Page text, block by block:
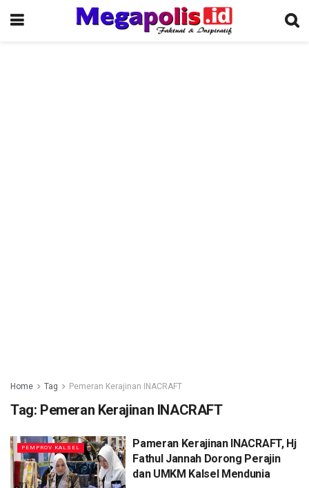
Home Tag Pemeran Kerajinan INACRAFT
Tag: Pemeran Kerajinan INACRAFT
PEMPROV KALSEL
Pameran Kerajinan INACRAFT, Hj
Fathul Jannah Dorong Perajin
dan UMKM Kalsel Mendunia